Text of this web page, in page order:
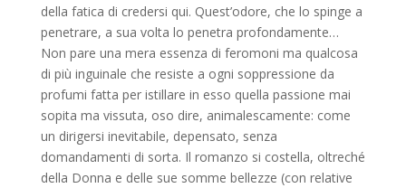
della fatica di credersi qui. Quest’odore, che lo spinge a
penetrare, a sua volta lo penetra profondamente…
Non pare una mera essenza di feromoni ma qualcosa
di più inguinale che resiste a ogni soppressione da
profumi fatta per istillare in esso quella passione mai
sopita ma vissuta, oso dire, animalescamente: come
un dirigersi inevitabile, depensato, senza
domandamenti di sorta. Il romanzo si costella, oltreché
della Donna e delle sue somme bellezze (con relative